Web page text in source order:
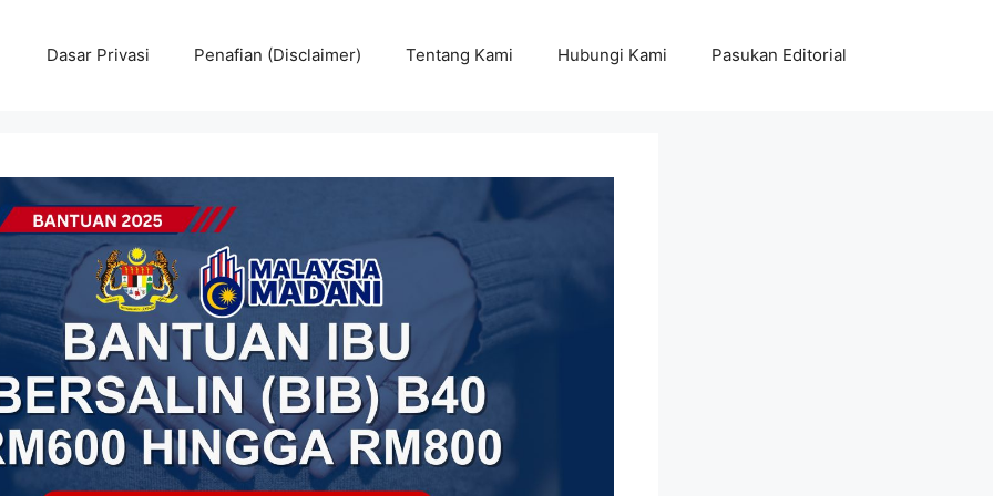
Dasar Privasi Penafian (Disclaimer) Tentang Kami Hubungi Kami Pasukan Editorial